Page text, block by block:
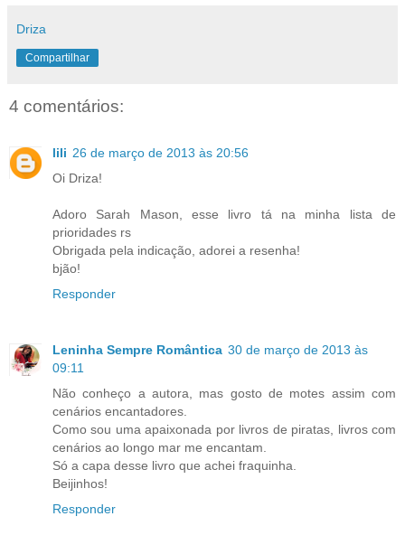
Driza
Compartilhar
4 comentários:
lili 26 de março de 2013 às 20:56
Oi Driza!
Adoro Sarah Mason, esse livro tá na minha lista de
prioridades rs
Obrigada pela indicação, adorei a resenha!
bjão!
Responder
Leninha Sempre Romântica 30 de março de 2013 às
09:11
Não conheço a autora, mas gosto de motes assim com
cenários encantadores.
Como sou uma apaixonada por livros de piratas, livros com
cenários ao longo mar me encantam.
Só a capa desse livro que achei fraquinha.
Beijinhos!
Responder